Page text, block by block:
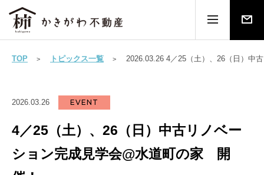
TOP トピックス一覧 2026.03.26 4／25（土）、26（日）中
2026.03.26 EVENT
4／25（土）、26（日）中古リノベー
ション完成見学会@水道町の家 開